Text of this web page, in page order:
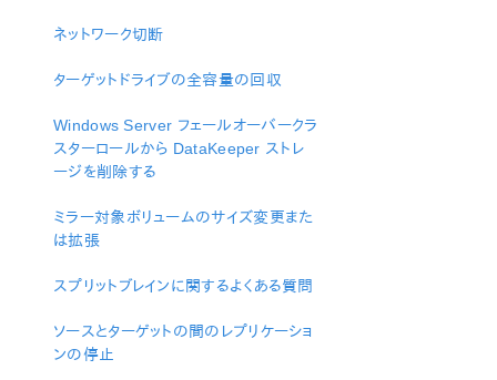
LifeKeeper Single Server Protection for Windows
LifeKeeper Single Server Protection for Windows
テクニカルドキュメンテーション
プロダクトライフサイクル
PDFでダウンロード
ネットワーク切断
ターゲットドライブの全容量の回収
Windows Server フェールオーバークラ
スターロールから DataKeeper ストレ
ージを削除する
ミラー対象ボリュームのサイズ変更また
は拡張
スプリットブレインに関するよくある質問
ソースとターゲットの間のレプリケーショ
ンの停止